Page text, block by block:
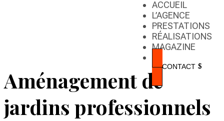
ACCUEIL
L’AGENCE
PRESTATIONS
RÉALISATIONS
MAGAZINE
CONTACT
Aménagement de
jardins professionnels